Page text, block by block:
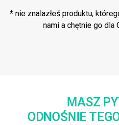
* nie znalazłeś produktu,
nami a chętnie go dla
MASZ
ODNOŚNIE